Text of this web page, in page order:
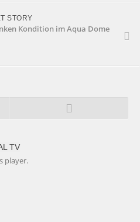
STORY
Kondition im Aqua Dome
TV
player.